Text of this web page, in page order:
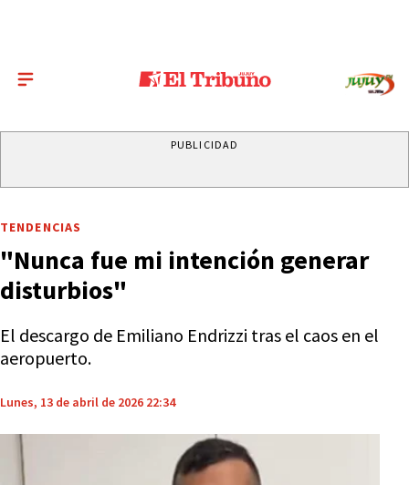
PUBLICIDAD
TENDENCIAS
"Nunca fue mi intención generar
disturbios"
El descargo de Emiliano Endrizzi tras el caos en el
aeropuerto.
Lunes, 13 de abril de 2026 22:34